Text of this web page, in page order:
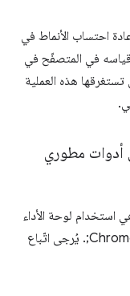
احتساب الأنماط في
قياسه في المتصفّح في
تستغرقها هذه العملية
أدوات مطوري
استخدام لوحة الأداء
في &quot;أدوات مطوّري البرامج في Chrome&quot;. يُرجى اتّباع